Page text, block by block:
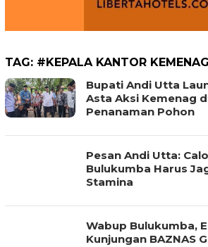
TAG: #KEPALA KANTOR
Bupati Andi Utta
Asta Aksi Kemenag
Penanaman Pohon
Pesan Andi Utta:
Bulukumba Harus
Stamina
Wabup Bulukumba,
Kunjungan BAZNAS